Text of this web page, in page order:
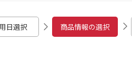
日選択 商品情報の選択